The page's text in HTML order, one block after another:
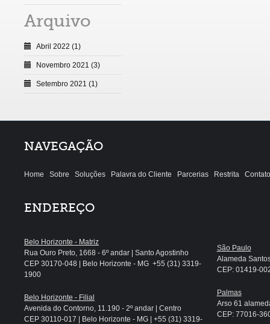
Arquivo
Abril 2022 (1)
Novembro 2021 (3)
Setembro 2021 (1)
NAVEGAÇÃO
Home Sobre Soluções Palavra do Cliente Parcerias Restrita Contato
ENDEREÇO
Belo Horizonte - Matriz
Rua Ouro Preto, 1668 - 6º andar | Santo Agostinho
CEP 30170-048 | Belo Horizonte - MG +55 (31) 3319-
1900
Belo Horizonte - Filial
Avenida do Contorno, 11.190 - 2º andar | Centro
CEP 30110-017 | Belo Horizonte - MG | +55 (31) 3319-
São Paulo
Alameda
CEP: 01419-
Palmas
Arso 61
CEP: 77016-